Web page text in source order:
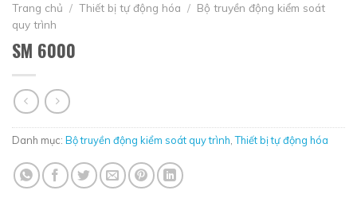
Trang chủ / Thiết bị tự động hóa / Bộ truyền động kiểm soát
quy trình
SM 6000
Danh mục: Bộ truyền động kiểm soát quy trình ,Thiết bị tự động hóa